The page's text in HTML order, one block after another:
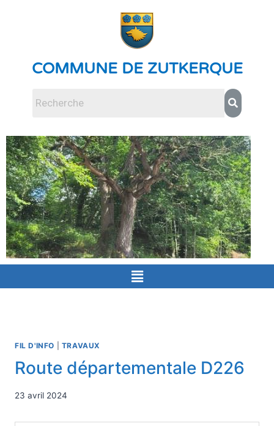
COMMUNE DE ZUTKERQUE
FIL D'INFO TRAVAUX
Route départementale D226
23 avril 2024